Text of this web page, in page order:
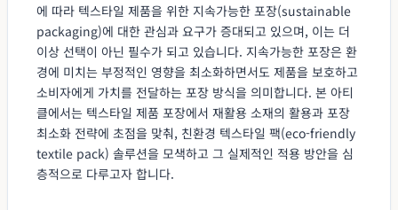
에 따라 텍스타일 제품을 위한 지속가능한 포장(sustainable
packaging)에 대한 관심과 요구가 증대되고 있으며, 이는 더
이상 선택이 아닌 필수가 되고 있습니다. 지속가능한 포장은 환
경에 미치는 부정적인 영향을 최소화하면서도 제품을 보호하고
소비자에게 가치를 전달하는 포장 방식을 의미합니다. 본 아티
클에서는 텍스타일 제품 포장에서 재활용 소재의 활용과 포장
최소화 전략에 초점을 맞춰, 친환경 텍스타일 팩(eco-friendly
textile pack) 솔루션을 모색하고 그 실제적인 적용 방안을 심
층적으로 다루고자 합니다.